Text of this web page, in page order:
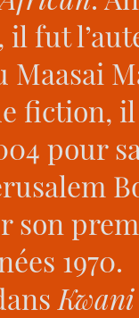
, il fut
Maasai
fiction,
pour
son
1970.
Kwani